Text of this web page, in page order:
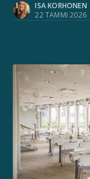
ISA KORHONEN
22 TAMMI 2026